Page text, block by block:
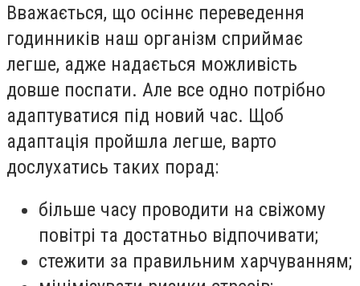
Вважається, що осіннє переведення
годинників наш організм сприймає
легше, адже надається можливість
довше поспати. Але все одно потрібно
адаптуватися під новий час. Щоб
адаптація пройшла легше, варто
дослухатись таких порад:
більше часу проводити на свіжому
повітрі та достатньо відпочивати;
стежити за правильним харчуванням;